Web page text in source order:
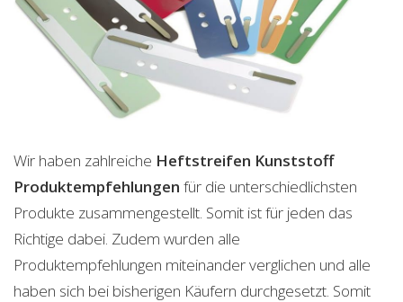
Wir haben zahlreiche Heftstreifen Kunststoff
Produktempfehlungen für die unterschiedlichsten
Produkte zusammengestellt. Somit ist für jeden das
Richtige dabei. Zudem wurden alle
Produktempfehlungen miteinander verglichen und alle
haben sich bei bisherigen Käufern durchgesetzt. Somit